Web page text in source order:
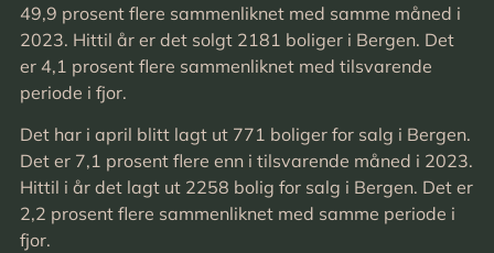
49,9 prosent flere sammenliknet med samme måned i
2023. Hittil år er det solgt 2181 boliger i Bergen. Det
er 4,1 prosent flere sammenliknet med tilsvarende
periode i fjor.
Det har i april blitt lagt ut 771 boliger for salg i Bergen.
Det er 7,1 prosent flere enn i tilsvarende måned i 2023.
Hittil i år det lagt ut 2258 bolig for salg i Bergen. Det er
2,2 prosent flere sammenliknet med samme periode i
fjor.